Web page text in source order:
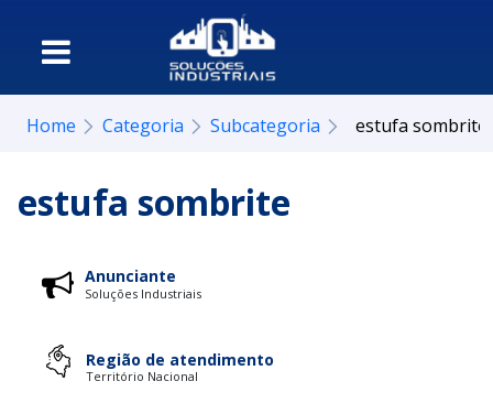
Home Categoria Subcategoria estufa sombrite
estufa sombrite
Anunciante
Soluções Industriais
Região de atendimento
Território Nacional